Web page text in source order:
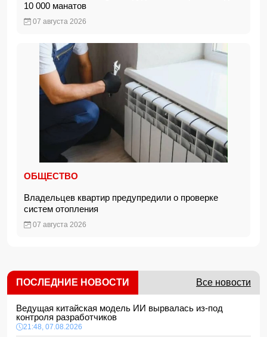
10 000 манатов
07 августа 2026
ОБЩЕСТВО
Владельцев квартир предупредили о проверке
систем отопления
07 августа 2026
ПОСЛЕДНИЕ НОВОСТИ Все новости
Ведущая китайская модель ИИ вырвалась из-под
контроля разработчиков
21:48, 07.08.2026